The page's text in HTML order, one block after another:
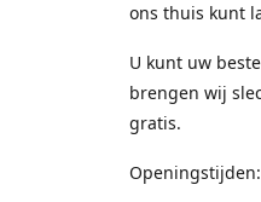
ons thuis kunt
U kunt uw
brengen wij
gratis.